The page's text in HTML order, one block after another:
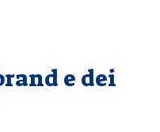
e dei